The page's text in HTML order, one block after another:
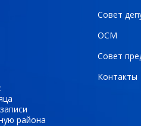
района
Совет
ОСМ
Совет
Контакты